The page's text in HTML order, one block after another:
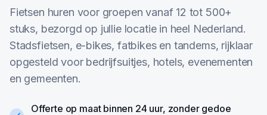
Fietsen huren voor groepen vanaf 12 tot 500+
stuks, bezorgd op jullie locatie in heel Nederland.
Stadsfietsen, e-bikes, fatbikes en tandems, rijklaar
opgesteld voor bedrijfsuitjes, hotels, evenementen
en gemeenten.
Offerte op maat binnen 24 uur, zonder gedoe